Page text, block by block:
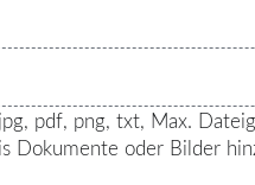
pdf, png, txt, Max.
Dokumente oder Bilder